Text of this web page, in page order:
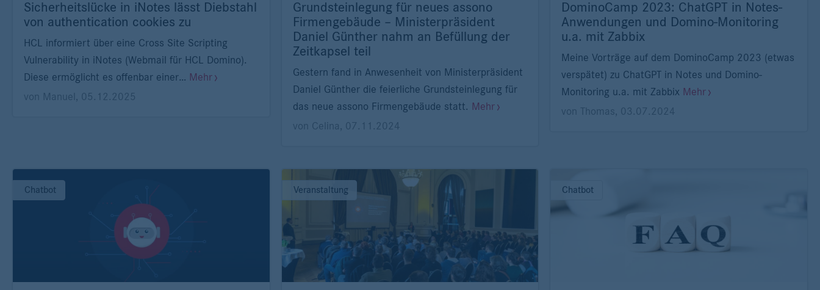
Sicherheitslücke in iNotes lässt Diebstahl
von authentication cookies zu
HCL informiert über eine Cross Site Scripting
Vulnerability in iNotes (Webmail für HCL Domino).
Diese ermöglicht es offenbar einer… Mehr
von Manuel , 05.12.2025
Grundsteinlegung für neues assono
Firmengebäude – Ministerpräsident
Daniel Günther nahm an Befüllung der
Zeitkapsel teil
Gestern fand in Anwesenheit von Ministerpräsident
Daniel Günther die feierliche Grundsteinlegung für
das neue assono Firmengebäude statt. Mehr
von Celina , 07.11.2024
DominoCamp 2023: ChatGPT in Notes-
Anwendungen und Domino-Monitoring
u.a. mit Zabbix
Meine Vorträge auf dem DominoCamp 2023 (etwas
verspätet) zu ChatGPT in Notes und Domino-
Monitoring u.a. mit Zabbix Mehr
von Thomas, 03.07.2024
Chatbot Veranstaltung Chatbot